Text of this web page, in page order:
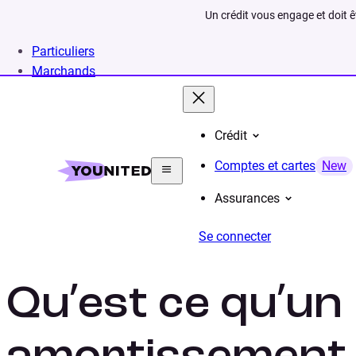
Un crédit vous engage et doit
Particuliers
Marchands
Crédit
Comptes et cartes New
Assurances
Se connecter
Home Amortissement fiscal
Qu’est ce qu’un